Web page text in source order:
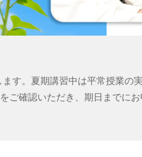
す。夏期講習中は平常授業の実
ご確認いただき、期日までにお